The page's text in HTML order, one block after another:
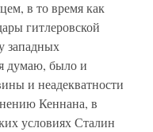
в то время как
гитлеровской
западных
думаю, было и
и неадекватности
Кеннана, в
условиях Сталин